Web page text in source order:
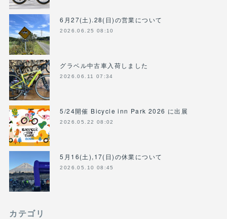
6月27(土).28(日)の営業について
2026.06.25 08:10
グラベル中古車入荷しました
2026.06.11 07:34
5/24開催 Bicycle inn Park 2026 に出展
2026.05.22 08:02
5月16(土),17(日)の休業について
2026.05.10 08:45
カテゴリ